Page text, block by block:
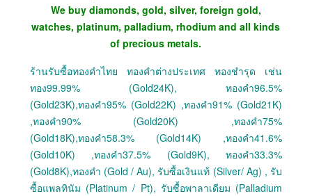
We buy diamonds, gold, silver, foreign gold,
watches, platinum, palladium, rhodium and all kinds
of precious metals.
ร้านรับซื้อทองคำไทย ทองคำต่างประเทศ ทองชำรุด เช่น
ทอง99.99% (Gold24K), ทองคำ96.5%
(Gold23K),ทองคำ95% (Gold22K) ,ทองคำ91% (Gold21K)
,ทองคำ90% (Gold20K) ,ทองคำ75%
(Gold18K),ทองคำ58.3% (Gold14K) ,ทองคำ41.6%
(Gold10K) ,ทองคำ37.5% (Gold9K), ทองคำ33.3%
(Gold8K),ทองคำ (Gold / Au), รับซื้อเงินแท้ (Silver/ Ag) , รับ
ซื้อแพลทินัม (Platinum / Pt), รับซื้อพาลาเดียม (Palladium